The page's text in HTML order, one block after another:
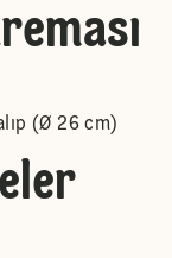
(Ø 26 cm)